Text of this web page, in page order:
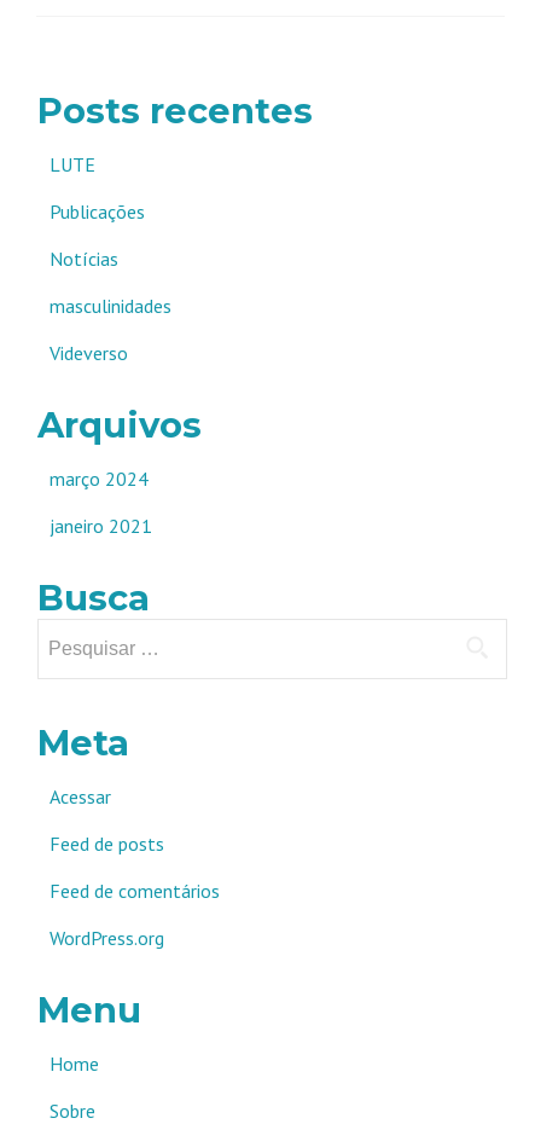
Posts recentes
LUTE
Publicações
Notícias
masculinidades
Videverso
Arquivos
março 2024
janeiro 2021
Busca
por:
Meta
Acessar
Feed de posts
Feed de comentários
WordPress.org
Menu
Home
Sobre